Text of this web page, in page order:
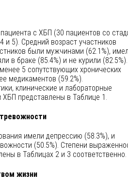
с ХБП (30 пациентов со
и 5). Средний возраст участников
были мужчинами (62.1%),
в браке (85.4%) и не курили (82.5%).
5 сопутствующих хронических
медикаментов (59.2%).
клинические и лабораторные
представлены в Таблице 1.
имели депрессию (58.3%), и
(50.5%). Степени
в Таблицах 2 и 3 соответственно.
жизни